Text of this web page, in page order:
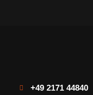
+49 2171 44840